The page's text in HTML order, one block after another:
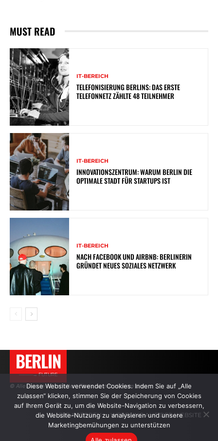
MUST READ
IT-BEREICH
TELEFONISIERUNG BERLINS: DAS ERSTE
TELEFONNETZ ZÄHLTE 48 TEILNEHMER
IT-BEREICH
INNOVATIONSZENTRUM: WARUM BERLIN DIE
OPTIMALE STADT FÜR STARTUPS IST
IT-BEREICH
NACH FACEBOOK UND AIRBNB: BERLINERIN
GRÜNDET NEUES SOZIALES NETZWERK
BERLIN
———→ FUTURE
© Alle Rechte vorbehalten. Zitate nur mit aktivem Link.
DIE AUTOREN WERBUNG AUF DER WEBSITE
Diese Website verwendet Cookies. Indem Sie auf „Alle
zulassen“ klicken, stimmen Sie der Speicherung von Cookies
auf Ihrem Gerät zu, um die Website-Navigation zu verbessern,
die Website-Nutzung zu analysieren und unsere
Marketingbemühungen zu unterstützen